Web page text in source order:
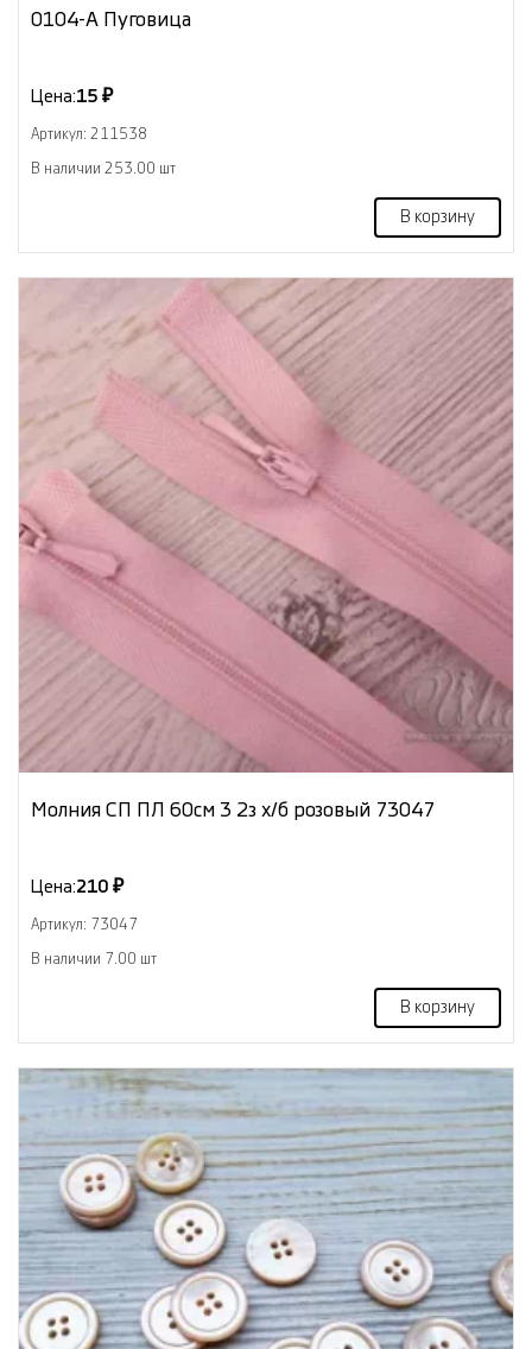
0104-А Пуговица
Цена:15 ₽
Артикул: 211538
В наличии 253.00 шт
В корзину
Молния СП ПЛ 60см 3 2з х/б розовый 73047
Цена:210 ₽
Артикул: 73047
В наличии 7.00 шт
В корзину